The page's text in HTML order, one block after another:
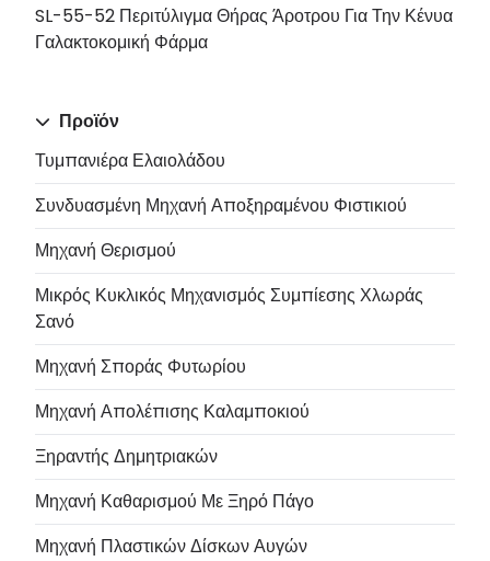
SL-55-52 Περιτύλιγμα Θήρας Άροτρου Για Την Κένυα
Γαλακτοκομική Φάρμα
Προϊόν
Τυμπανιέρα Ελαιολάδου
Συνδυασμένη Μηχανή Αποξηραμένου Φιστικιού
Μηχανή Θερισμού
Μικρός Κυκλικός Μηχανισμός Συμπίεσης Χλωράς
Σανό
Μηχανή Σποράς Φυτωρίου
Μηχανή Απολέπισης Καλαμποκιού
Ξηραντής Δημητριακών
Μηχανή Καθαρισμού Με Ξηρό Πάγο
Μηχανή Πλαστικών Δίσκων Αυγών